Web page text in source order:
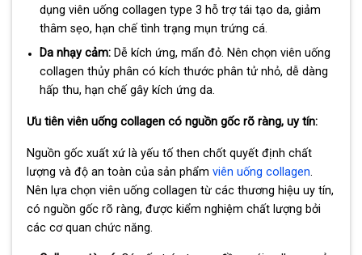
dụng viên uống collagen type 3 hỗ trợ tái tạo da, giảm
thâm sẹo, hạn chế tình trạng mụn trứng cá.
Da nhạy cảm:Dễ kích ứng, mẩn đỏ. Nên chọn viên uống
collagen thủy phân có kích thước phân tử nhỏ, dễ dàng
hấp thu, hạn chế gây kích ứng da.
Ưu tiên viên uống collagen có nguồn gốc rõ ràng, uy tín:
Nguồn gốc xuất xứ là yếu tố then chốt quyết định chất
lượng và độ an toàn của sản phẩm viên uống collagen.
Nên lựa chọn viên uống collagen từ các thương hiệu uy tín,
có nguồn gốc rõ ràng, được kiểm nghiệm chất lượng bởi
các cơ quan chức năng.